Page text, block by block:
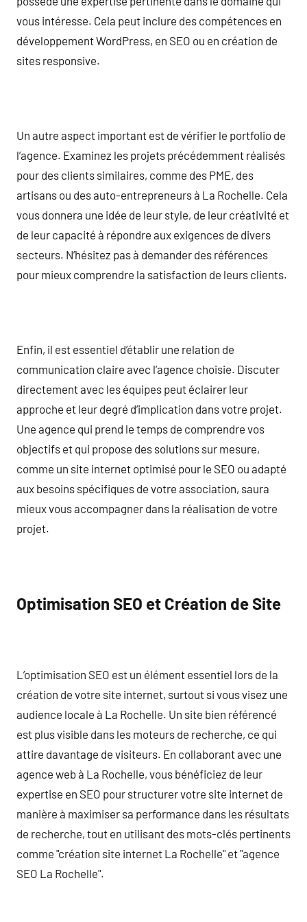
vous intéresse. Cela peut inclure des compétences en
développement WordPress, en SEO ou en création de
sites responsive.
Un autre aspect important est de vérifier le portfolio de
l’agence. Examinez les projets précédemment réalisés
pour des clients similaires, comme des PME, des
artisans ou des auto-entrepreneurs à La Rochelle. Cela
vous donnera une idée de leur style, de leur créativité et
de leur capacité à répondre aux exigences de divers
secteurs. N’hésitez pas à demander des références
pour mieux comprendre la satisfaction de leurs clients.
Enfin, il est essentiel d’établir une relation de
communication claire avec l’agence choisie. Discuter
directement avec les équipes peut éclairer leur
approche et leur degré d’implication dans votre projet.
Une agence qui prend le temps de comprendre vos
objectifs et qui propose des solutions sur mesure,
comme un site internet optimisé pour le SEO ou adapté
aux besoins spécifiques de votre association, saura
mieux vous accompagner dans la réalisation de votre
projet.
Optimisation SEO et Création de Site
L’optimisation SEO est un élément essentiel lors de la
création de votre site internet, surtout si vous visez une
audience locale à La Rochelle. Un site bien référencé
est plus visible dans les moteurs de recherche, ce qui
attire davantage de visiteurs. En collaborant avec une
agence web à La Rochelle, vous bénéficiez de leur
expertise en SEO pour structurer votre site internet de
manière à maximiser sa performance dans les résultats
de recherche, tout en utilisant des mots-clés pertinents
comme "création site internet La Rochelle" et "agence
SEO La Rochelle".